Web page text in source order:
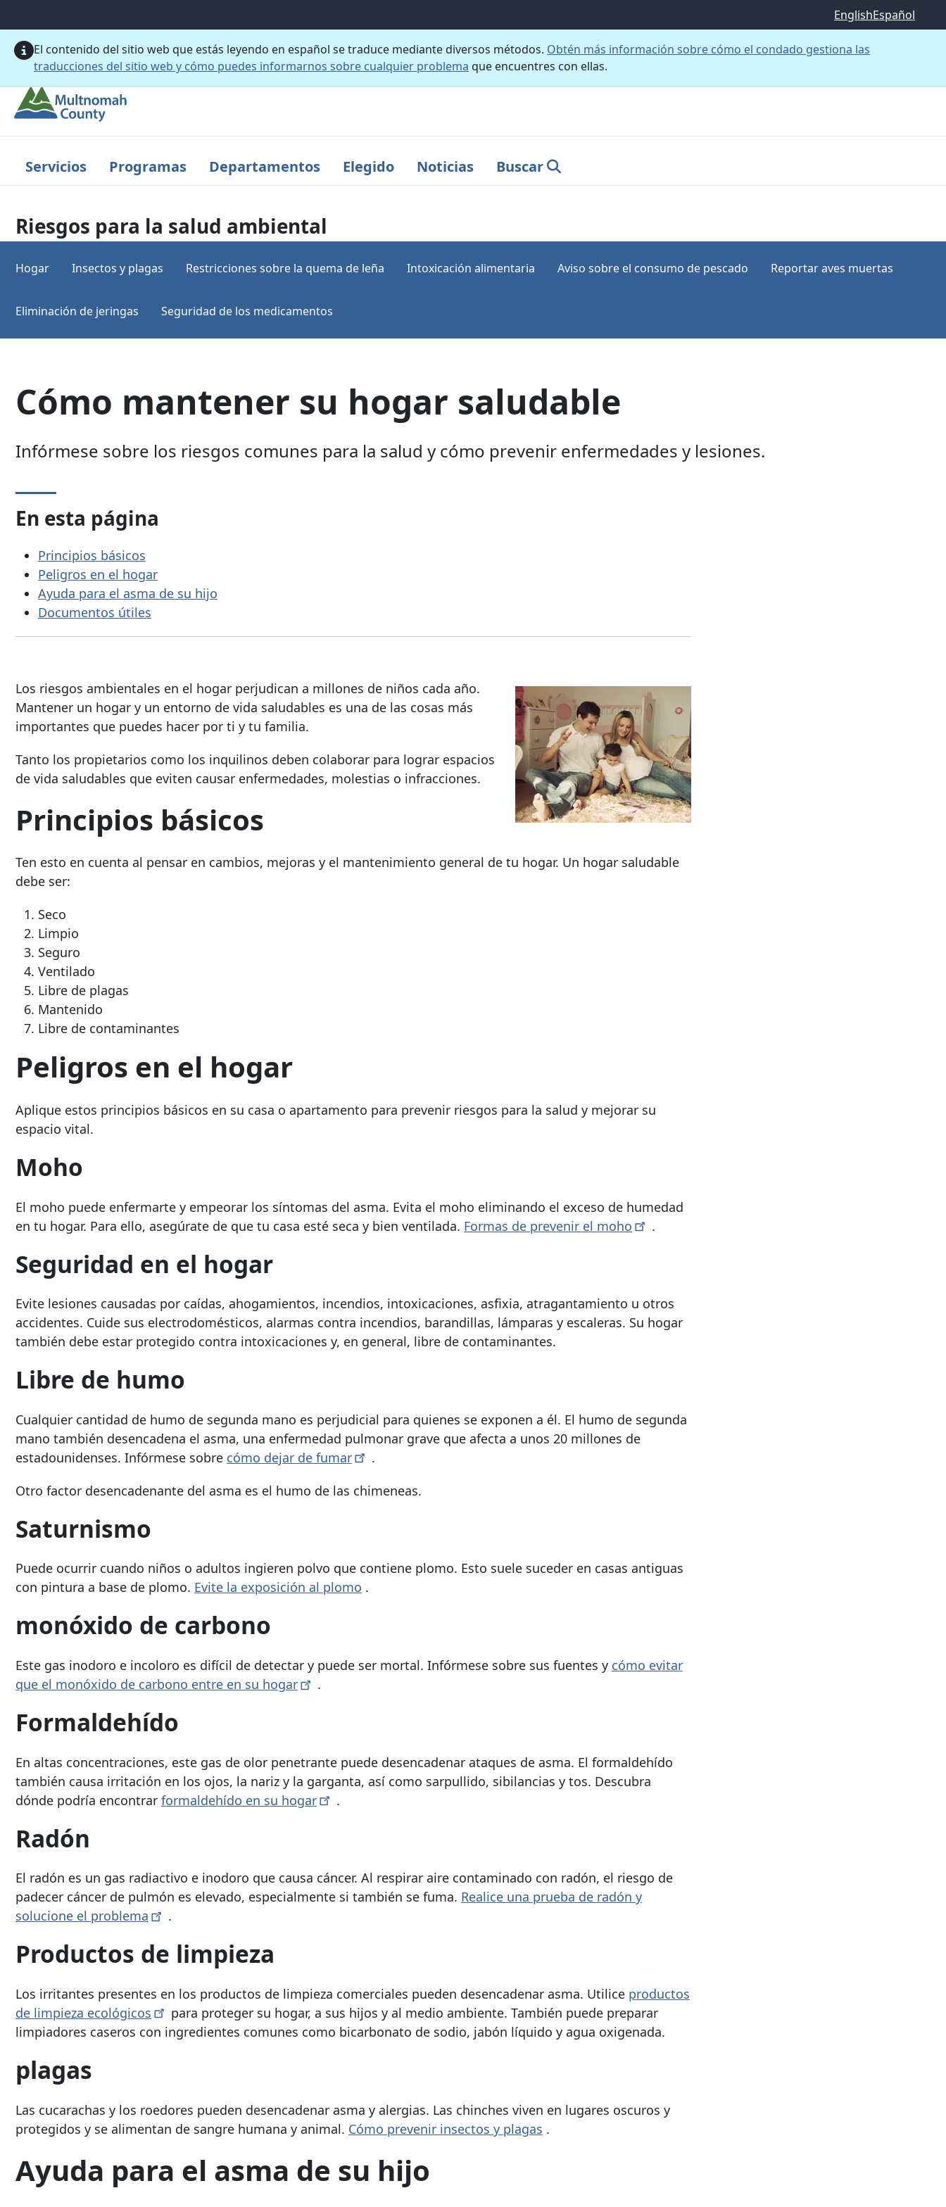
EnglishEspañol
El contenido del sitio web que estás leyendo en español se traduce mediante diversos métodos. Obtén más información sobre cómo el condado gestiona las
traducciones del sitio web y cómo puedes informarnos sobre cualquier problema que encuentres con ellas.
Servicios Programas Departamentos Elegido Noticias Buscar
Riesgos para la salud ambiental
Hogar Insectos y plagas Restricciones sobre la quema de leña Intoxicación alimentaria Aviso sobre el consumo de pescado Reportar aves muertas
Eliminación de jeringas Seguridad de los medicamentos
Cómo mantener su hogar saludable
Infórmese sobre los riesgos comunes para la salud y cómo prevenir enfermedades y lesiones.
En esta página
Principios básicos
Peligros en el hogar
Ayuda para el asma de su hijo
Documentos útiles
Los riesgos ambientales en el hogar perjudican a millones de niños cada año.
Mantener un hogar y un entorno de vida saludables es una de las cosas más
importantes que puedes hacer por ti y tu familia.
Tanto los propietarios como los inquilinos deben colaborar para lograr espacios
de vida saludables que eviten causar enfermedades, molestias o infracciones.
Principios básicos
Ten esto en cuenta al pensar en cambios, mejoras y el mantenimiento general de tu hogar. Un hogar saludable
debe ser:
Seco
Limpio
Seguro
Ventilado
Libre de plagas
Mantenido
Libre de contaminantes
Peligros en el hogar
Aplique estos principios básicos en su casa o apartamento para prevenir riesgos para la salud y mejorar su
espacio vital.
Moho
El moho puede enfermarte y empeorar los síntomas del asma. Evita el moho eliminando el exceso de humedad
en tu hogar. Para ello, asegúrate de que tu casa esté seca y bien ventilada. Formas de prevenir el moho .
Seguridad en el hogar
Evite lesiones causadas por caídas, ahogamientos, incendios, intoxicaciones, asfixia, atragantamiento u otros
accidentes. Cuide sus electrodomésticos, alarmas contra incendios, barandillas, lámparas y escaleras. Su hogar
también debe estar protegido contra intoxicaciones y, en general, libre de contaminantes.
Libre de humo
Cualquier cantidad de humo de segunda mano es perjudicial para quienes se exponen a él. El humo de segunda
mano también desencadena el asma, una enfermedad pulmonar grave que afecta a unos 20 millones de
estadounidenses. Infórmese sobre cómo dejar de fumar
.
Otro factor desencadenante del asma es el humo de las chimeneas.
Saturnismo
Puede ocurrir cuando niños o adultos ingieren polvo que contiene plomo. Esto suele suceder en casas antiguas
con pintura a base de plomo. Evite la exposición al plomo .
monóxido de carbono
Este gas inodoro e incoloro es difícil de detectar y puede ser mortal. Infórmese sobre sus fuentes y cómo evitar
que el monóxido de carbono entre en su hogar .
Formaldehído
En altas concentraciones, este gas de olor penetrante puede desencadenar ataques de asma. El formaldehído
también causa irritación en los ojos, la nariz y la garganta, así como sarpullido, sibilancias y tos. Descubra
dónde podría encontrar formaldehído en su hogar .
Radón
El radón es un gas radiactivo e inodoro que causa cáncer. Al respirar aire contaminado con radón, el riesgo de
padecer cáncer de pulmón es elevado, especialmente si también se fuma. Realice una prueba de radón y
solucione el problema .
Productos de limpieza
Los irritantes presentes en los productos de limpieza comerciales pueden desencadenar asma. Utilice productos
de limpieza ecológicos
para proteger su hogar, a sus hijos y al medio ambiente. También puede preparar
limpiadores caseros con ingredientes comunes como bicarbonato de sodio, jabón líquido y agua oxigenada.
plagas
Las cucarachas y los roedores pueden desencadenar asma y alergias. Las chinches viven en lugares oscuros y
protegidos y se alimentan de sangre humana y animal. Cómo prevenir insectos y plagas .
Ayuda para el asma de su hijo